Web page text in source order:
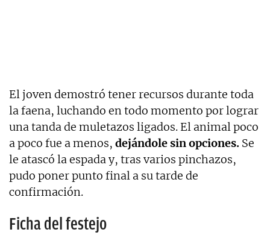
El joven demostró tener recursos durante toda
la faena, luchando en todo momento por lograr
una tanda de muletazos ligados. El animal poco
a poco fue a menos, dejándole sin opciones. Se
le atascó la espada y, tras varios pinchazos,
pudo poner punto final a su tarde de
confirmación.
Ficha del festejo